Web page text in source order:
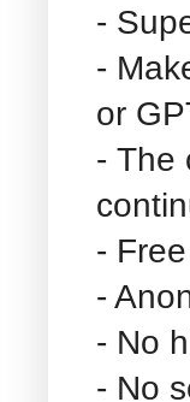
-
-
or
- The
-
-
- No
- No